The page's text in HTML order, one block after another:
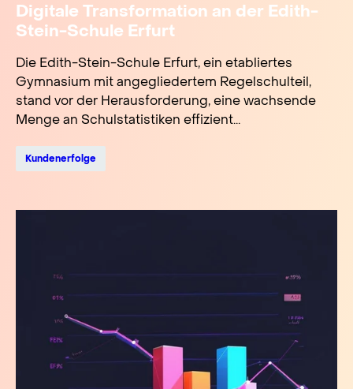
Digitale Transformation an der Edith-
Stein-Schule Erfurt
Die Edith-Stein-Schule Erfurt, ein etabliertes
Gymnasium mit angegliedertem Regelschulteil,
stand vor der Herausforderung, eine wachsende
Menge an Schulstatistiken effizient...
Kundenerfolge